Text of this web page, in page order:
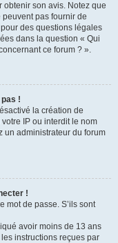
son avis. Notez que
pas fournir de
des questions légales
dans la question « Qui
ce forum ? ».
!
la création de
IP ou interdit le nom
un administrateur du forum
!
mot de passe. S’ils sont
avoir moins de 13 ans
instructions reçues par